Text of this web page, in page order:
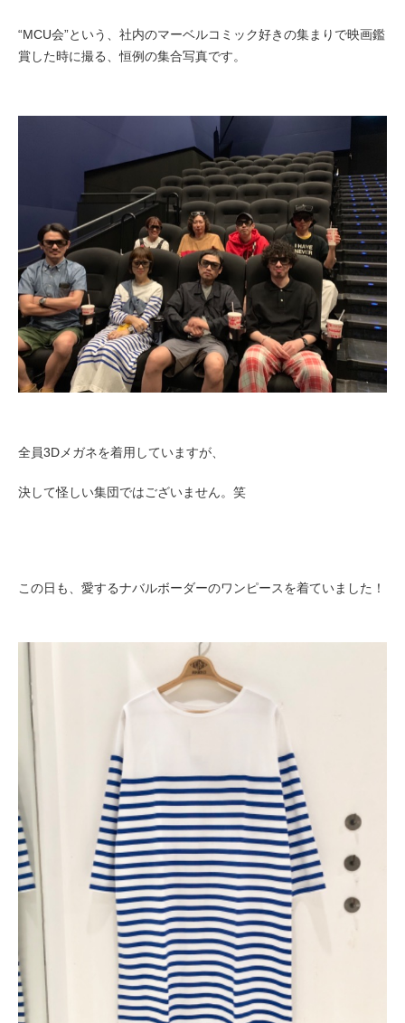
“MCU会”という、社内のマーベルコミック好きの集まりで映画鑑
賞した時に撮る、恒例の集合写真です。
全員3Dメガネを着用していますが、
決して怪しい集団ではございません。笑
この日も、 愛するナバルボーダーのワンピースを着ていました！